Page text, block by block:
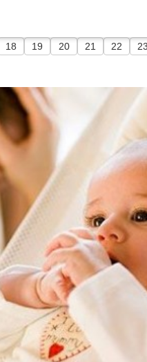
18 19 20 21 22 23